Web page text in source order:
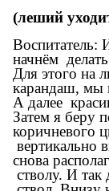
(леший
Воспитатель:
начнём
Для этого на
карандаш, мы
А далее
Затем я беру
коричневого
вертикально
снова
стволу. И так